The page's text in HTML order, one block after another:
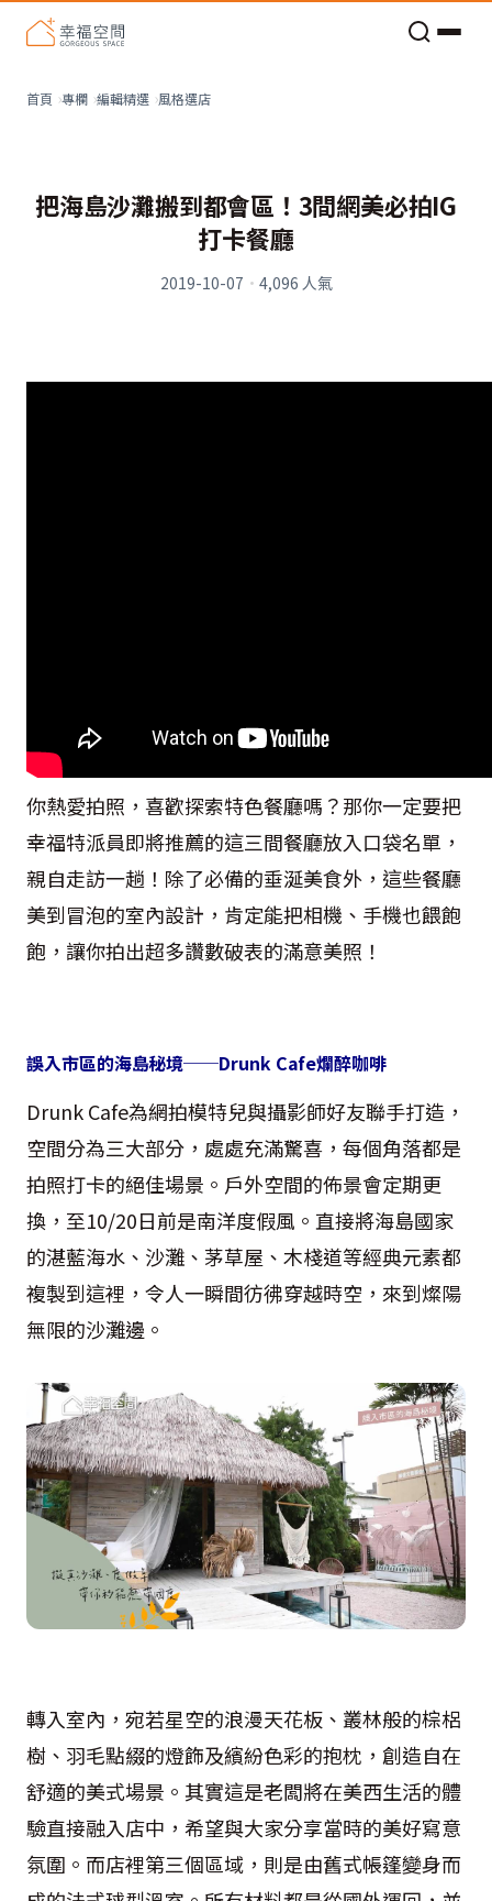
首頁 專欄 編輯精選 風格選店
把海島沙灘搬到都會區！3間網美必拍IG
打卡餐廳
2019-10-07 · 4,096 人氣
你熱愛拍照，喜歡探索特色餐廳嗎？那你一定要把
幸福特派員即將推薦的這三間餐廳放入口袋名單，
親自走訪一趟！除了必備的垂涎美食外，這些餐廳
美到冒泡的室內設計，肯定能把相機、手機也餵飽
飽，讓你拍出超多讚數破表的滿意美照！
誤入市區的海島秘境──Drunk Cafe爛醉咖啡
Drunk Cafe為網拍模特兒與攝影師好友聯手打造，
空間分為三大部分，處處充滿驚喜，每個角落都是
拍照打卡的絕佳場景。戶外空間的佈景會定期更
換，至10/20日前是南洋度假風。直接將海島國家
的湛藍海水、沙灘、茅草屋、木棧道等經典元素都
複製到這裡，令人一瞬間彷彿穿越時空，來到燦陽
無限的沙灘邊。
轉入室內，宛若星空的浪漫天花板、叢林般的棕梠
樹、羽毛點綴的燈飾及繽紛色彩的抱枕，創造自在
舒適的美式場景。其實這是老闆將在美西生活的體
驗直接融入店中，希望與大家分享當時的美好寫意
氛圍。而店裡第三個區域，則是由舊式帳篷變身而